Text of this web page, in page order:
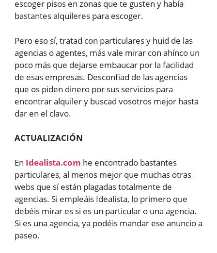
escoger pisos en zonas que te gusten y había
bastantes alquileres para escoger.
Pero eso sí, tratad con particulares y huid de las
agencias o agentes, más vale mirar con ahínco un
poco más que dejarse embaucar por la facilidad
de esas empresas. Desconfiad de las agencias
que os piden dinero por sus servicios para
encontrar alquiler y buscad vosotros mejor hasta
dar en el clavo.
ACTUALIZACIÓN
En Idealista.com he encontrado bastantes
particulares, al menos mejor que muchas otras
webs que sí están plagadas totalmente de
agencias. Si empleáis Idealista, lo primero que
debéis mirar es si es un particular o una agencia.
Si es una agencia, ya podéis mandar ese anuncio a
paseo.